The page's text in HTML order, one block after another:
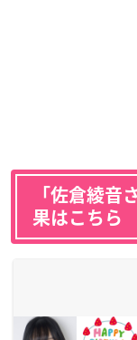
「佐倉綾音
果はこちら